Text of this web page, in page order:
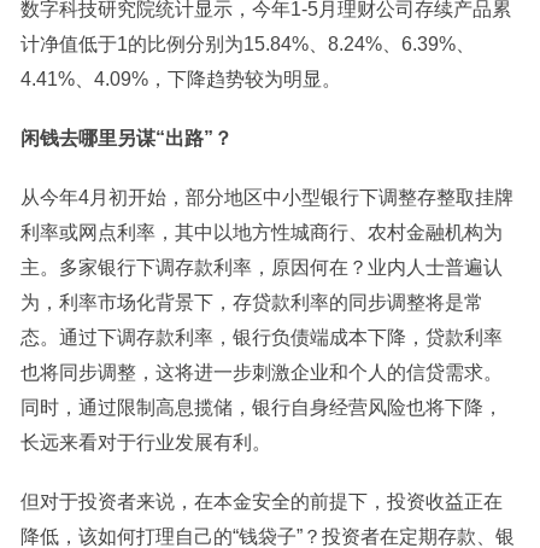
数字科技研究院统计显示，今年1-5月理财公司存续产品累
计净值低于1的比例分别为15.84%、8.24%、6.39%、
4.41%、4.09%，下降趋势较为明显。
闲钱去哪里另谋“出路”？
从今年4月初开始，部分地区中小型银行下调整存整取挂牌
利率或网点利率，其中以地方性城商行、农村金融机构为
主。多家银行下调存款利率，原因何在？业内人士普遍认
为，利率市场化背景下，存贷款利率的同步调整将是常
态。通过下调存款利率，银行负债端成本下降，贷款利率
也将同步调整，这将进一步刺激企业和个人的信贷需求。
同时，通过限制高息揽储，银行自身经营风险也将下降，
长远来看对于行业发展有利。
但对于投资者来说，在本金安全的前提下，投资收益正在
降低，该如何打理自己的“钱袋子”？投资者在定期存款、银